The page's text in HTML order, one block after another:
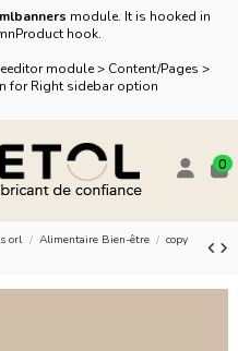
module. It is hooked in
hook.
module > Content/Pages >
for Right sidebar option
0
orl Alimentaire Bien-être
copy